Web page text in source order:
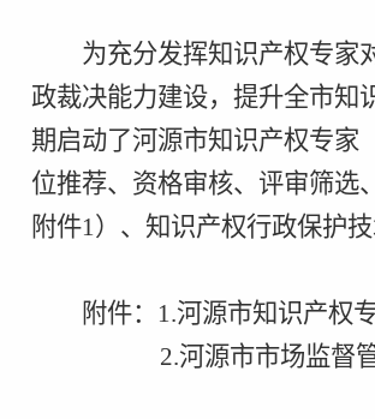
为充分发挥知识产权专家
政裁决能力建设，提升全市知
期启动了河源市知识产权专家
位推荐、资格审核、评审筛选
附件1）、知识产权行政保护
附件： 1.河源市知识产权
2.河源市市场监督